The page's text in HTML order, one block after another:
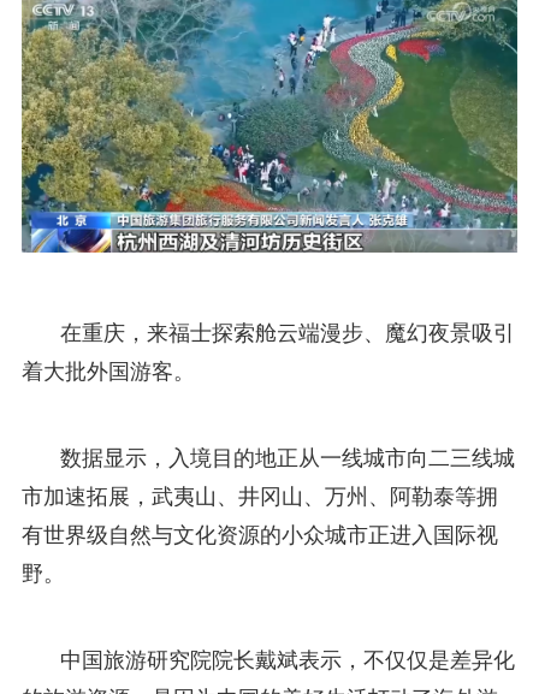
在重庆，来福士探索舱云端漫步、魔幻夜景吸引
着大批外国游客。
数据显示，入境目的地正从一线城市向二三线城
市加速拓展，武夷山、井冈山、万州、阿勒泰等拥
有世界级自然与文化资源的小众城市正进入国际视
野。
中国旅游研究院院长戴斌表示，不仅仅是差异化